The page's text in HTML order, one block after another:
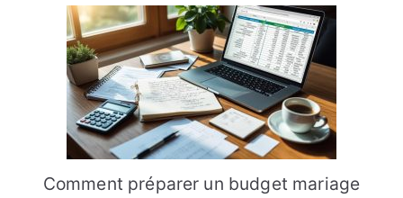
Comment préparer un budget mariage